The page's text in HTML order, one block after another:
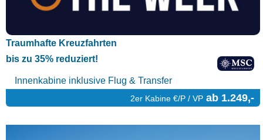
Traumhafte Kreuzfahrten
bis zu 35% reduziert!
Innenkabine inklusive Flug & Transfer
2er Kabine €/P / VP ab 1.249,-